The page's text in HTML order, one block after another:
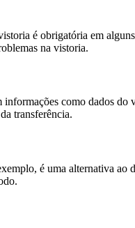
é obrigatória em
na vistoria.
como dados do
transferência.
é uma alternativa ao